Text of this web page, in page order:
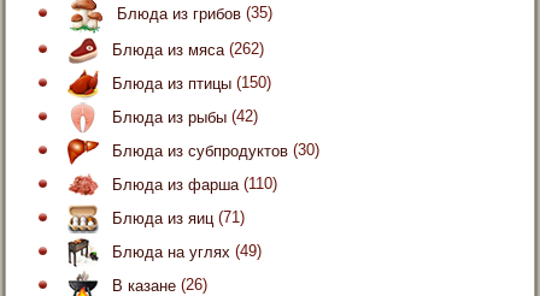
Блюда из грибов (35)
Блюда из мяса (262)
Блюда из птицы (150)
Блюда из рыбы (42)
Блюда из субпродуктов (30)
Блюда из фарша (110)
Блюда из яиц (71)
Блюда на углях (49)
В казане (26)